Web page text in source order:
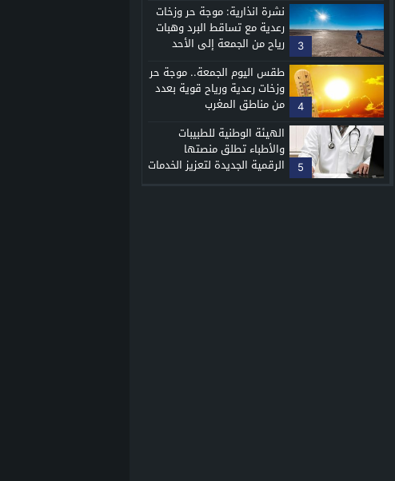
3
نشرة انذارية: موجة حر وزخات
رعدية مع تساقط البرد وهبات
رياح من الجمعة إلى الأحد
4
طقس اليوم الجمعة.. موجة حر
وزخات رعدية ورياح قوية بعدد
من مناطق المغرب
5
الهيئة الوطنية للطبيبات
والأطباء تطلق منصتها
الرقمية الجديدة لتعزيز الخدمات